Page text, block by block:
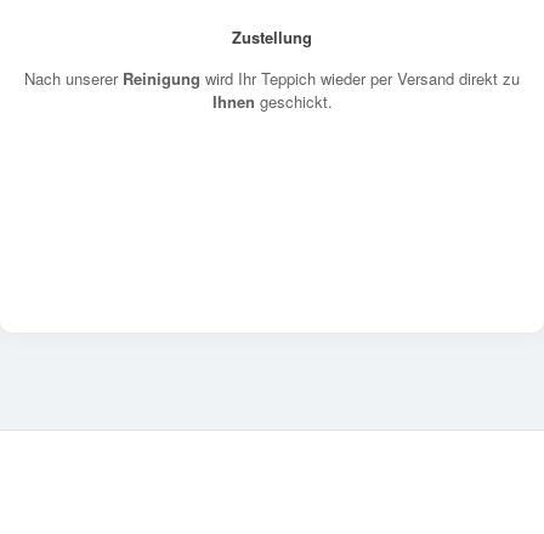
Zustellung
Nach unserer Reinigung wird Ihr Teppich wieder per Versand direkt zu
Ihnen geschickt.